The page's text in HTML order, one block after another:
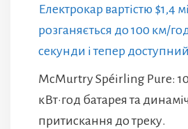
Електрокар вартістю $1,4
розганяється до 100 км/
секунди і тепер
McMurtry Spéirling Pure:
кВт·год батарея та
притискання до треку.